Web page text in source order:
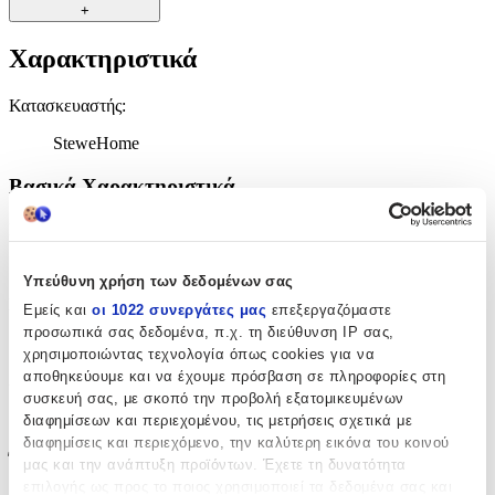
Υπεύθυνη χρήση των δεδομένων σας
Εμείς και οι 1022 συνεργάτες μας επεξεργαζόμαστε
προσωπικά σας δεδομένα, π.χ. τη διεύθυνση IP σας,
χρησιμοποιώντας τεχνολογία όπως cookies για να
αποθηκεύουμε και να έχουμε πρόσβαση σε πληροφορίες στη
συσκευή σας, με σκοπό την προβολή εξατομικευμένων
διαφημίσεων και περιεχομένου, τις μετρήσεις σχετικά με
διαφημίσεις και περιεχόμενο, την καλύτερη εικόνα του κοινού
μας και την ανάπτυξη προϊόντων. Έχετε τη δυνατότητα
+
Χαρακτηριστικά
Κατασκευαστής:
SteweHome
Βασικά Χαρακτηριστικά
Ποιότητα
Κατασκευή :
Μηχανής
Χρώμα:
Ροζ
Έξτρα Χαρακτηριστικά